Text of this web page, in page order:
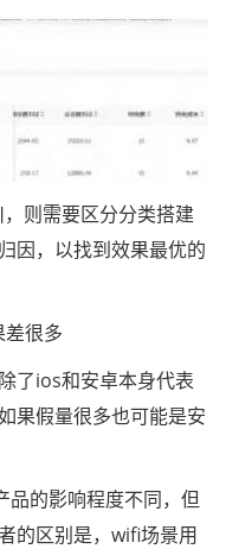
则需要区分分类搭建
因，以找到效果最优的
很多
ios和安卓本身代表
果假量很多也可能是安
的影响程度不同，但
的区别是，wifi场景用